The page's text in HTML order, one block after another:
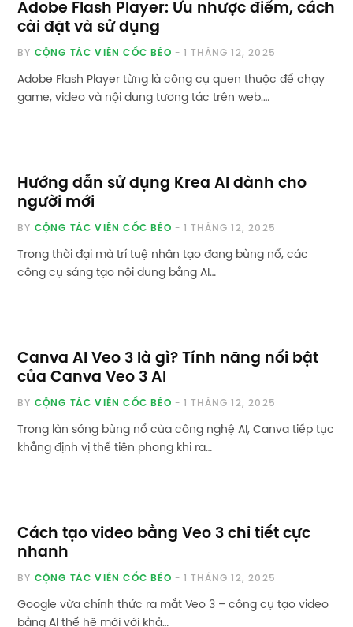
Adobe Flash Player: Ưu nhược điểm, cách
cài đặt và sử dụng
BY CỘNG TÁC VIÊN CỐC BÉO 1 THÁNG 12, 2025
Adobe Flash Player từng là công cụ quen thuộc để chạy
game, video và nội dung tương tác trên web.…
Hướng dẫn sử dụng Krea AI dành cho
người mới
BY CỘNG TÁC VIÊN CỐC BÉO 1 THÁNG 12, 2025
Trong thời đại mà trí tuệ nhân tạo đang bùng nổ, các
công cụ sáng tạo nội dung bằng AI…
Canva AI Veo 3 là gì? Tính năng nổi bật
của Canva Veo 3 AI
BY CỘNG TÁC VIÊN CỐC BÉO 1 THÁNG 12, 2025
Trong làn sóng bùng nổ của công nghệ AI, Canva tiếp tục
khẳng định vị thế tiên phong khi ra…
Cách tạo video bằng Veo 3 chi tiết cực
nhanh
BY CỘNG TÁC VIÊN CỐC BÉO 1 THÁNG 12, 2025
Google vừa chính thức ra mắt Veo 3 – công cụ tạo video
bằng AI thế hệ mới với khả…